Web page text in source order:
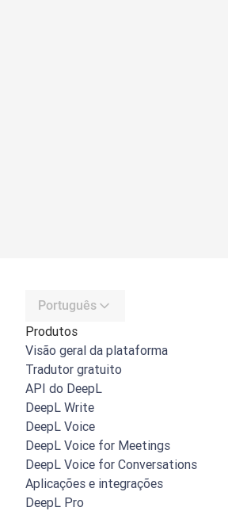
Português
Produtos
Visão geral da plataforma
Tradutor gratuito
API do DeepL
DeepL Write
DeepL Voice
DeepL Voice for Meetings
DeepL Voice for Conversations
Aplicações e integrações
DeepL Pro